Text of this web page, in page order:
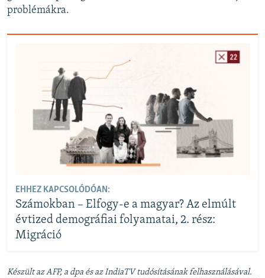
problémákra.
EHHEZ KAPCSOLÓDÓAN:
Számokban – Elfogy-e a magyar? Az elmúlt
évtized demográfiai folyamatai, 2. rész:
Migráció
Készült az AFP, a dpa és az IndiaTV tudósításának felhasználásával.